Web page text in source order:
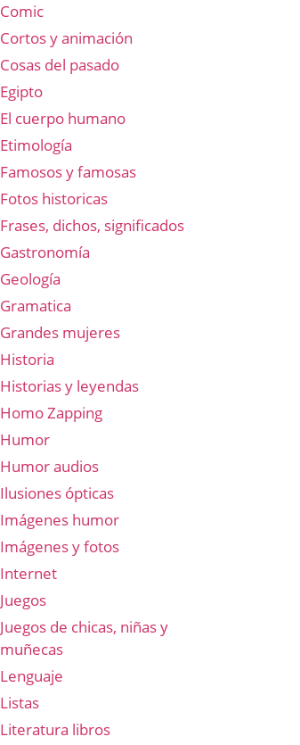
Comic
Cortos y animación
Cosas del pasado
Egipto
El cuerpo humano
Etimología
Famosos y famosas
Fotos historicas
Frases, dichos, significados
Gastronomía
Geología
Gramatica
Grandes mujeres
Historia
Historias y leyendas
Homo Zapping
Humor
Humor audios
Ilusiones ópticas
Imágenes humor
Imágenes y fotos
Internet
Juegos
Juegos de chicas, niñas y
muñecas
Lenguaje
Listas
Literatura libros